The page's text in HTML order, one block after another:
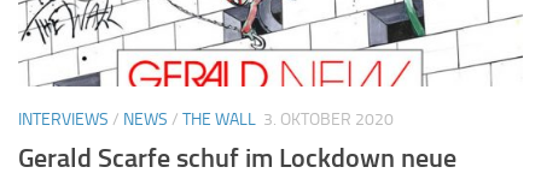
INTERVIEWS / NEWS / THE WALL 3. OKTOBER 2020
Gerald Scarfe schuf im Lockdown neue